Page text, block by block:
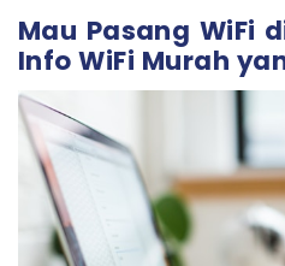
Cara Berlangganan WiFi
Mau Pasang WiFi Murah
Juga? Coba Megavision!
Mau Pasang WiFi
Info WiFi Murah